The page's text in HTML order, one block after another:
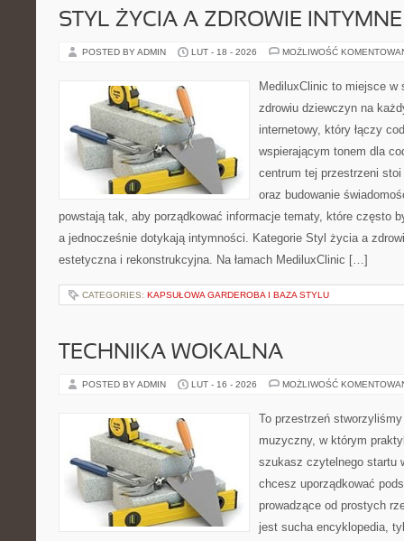
STYL ŻYCIA A ZDROWIE INTYMNE
POSTED BY ADMIN LUT - 18 - 2026 MOŻLIWOŚĆ
MediluxClinic to miejsce
zdrowiu dziewczyn na
internetowy, który łączy
wspierającym tonem dla
centrum tej przestrzeni
oraz budowanie
powstają tak, aby porządkować informacje tematy, które często
a jednocześnie dotykają intymności. Kategorie Styl życia a
estetyczna i rekonstrukcyjna. Na łamach MediluxClinic […]
CATEGORIES: KAPSUŁOWA GARDEROBA I BAZA STYLU
TECHNIKA WOKALNA
POSTED BY ADMIN LUT - 16 - 2026 MOŻLIWOŚĆ
To przestrzeń
muzyczny, w którym
szukasz czytelnego startu
chcesz uporządkować
prowadzące od prostych
jest sucha encyklopedia,